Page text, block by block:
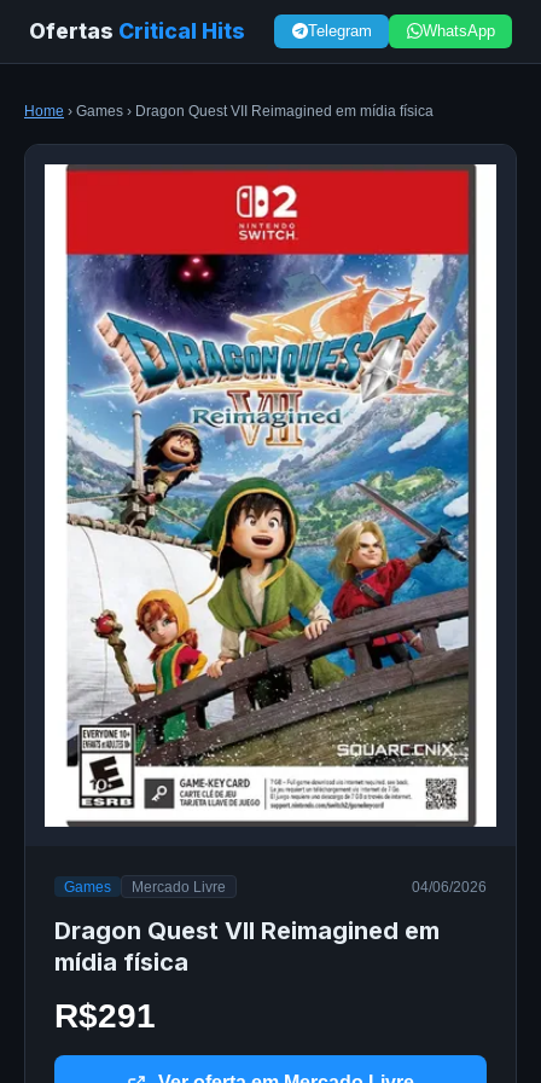
Ofertas Critical Hits Telegram WhatsApp
Home › Games › Dragon Quest VII Reimagined em mídia física
Games Mercado Livre 04/06/2026
Dragon Quest VII Reimagined em
mídia física
R$291